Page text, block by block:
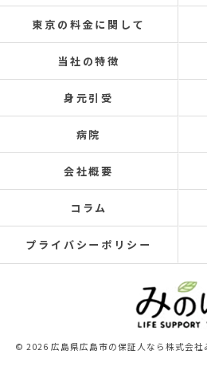
東京の料金に関して
当社の特徴
身元引受
病院
会社概要
コラム
プライバシーポリシー
© 2026 広島県広島市の保証人なら株式会社